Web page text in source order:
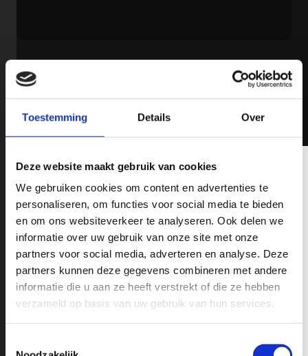
Toestemming Details Over
Deze website maakt gebruik van cookies
We gebruiken cookies om content en advertenties te
personaliseren, om functies voor social media te bieden
en om ons websiteverkeer te analyseren. Ook delen we
informatie over uw gebruik van onze site met onze
partners voor social media, adverteren en analyse. Deze
partners kunnen deze gegevens combineren met andere
informatie die u aan ze heeft verstrekt of die ze hebben
verzameld op basis van uw gebruik van hun services.
Bekijk ook
Chevrolet Silverado ZR2 € 79.950,-
61 km Benzine
Schrijf je hier in op onze Nieuwsbrief!
Wil jij op de hoogte blijven op o.a het gebied van Pick-Ups,
nieuwe modellen, fiscale tips en leuke acties? schrijf je in op
onze nieuwsbrief en mis nooit de recente ontwikkelingen op het
gebied van RAM, Chevrolet en GMC Pick-Up Trucks.